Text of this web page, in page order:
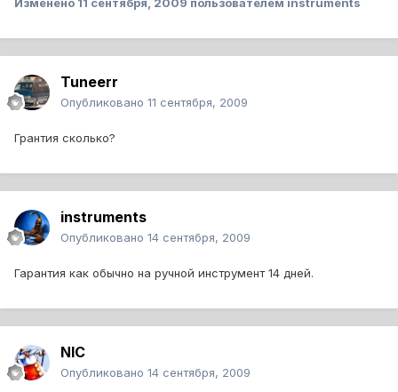
Изменено 11 сентября, 2009 пользователем instruments
Tuneerr
Опубликовано 11 сентября, 2009
Грантия сколько?
instruments
Опубликовано 14 сентября, 2009
Гарантия как обычно на ручной инструмент 14 дней.
NIC
Опубликовано 14 сентября, 2009